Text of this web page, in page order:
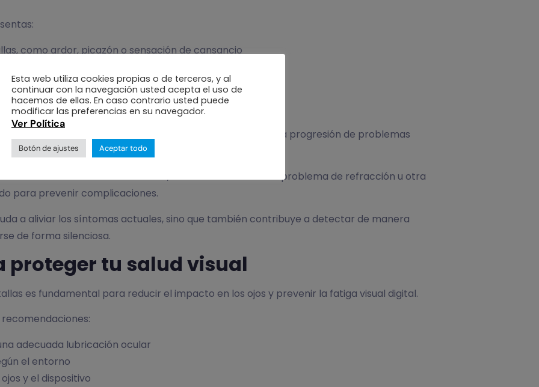
como ardor, picazón o sensación de cansancio
o al finalizar la jornada
visual
visual durante periodos prolongados
no deben normalizarse. Ignorarlos puede favorecer la progresión de problemas
tratamiento específico.
la causa de las molestias, determinar si existe un problema de refracción u otra
para prevenir complicaciones.
a aliviar los síntomas actuales, sino que también contribuye a detectar de manera
de forma silenciosa.
proteger tu salud visual
es fundamental para reducir el impacto en los ojos y prevenir la fatiga visual digital.
adecuada lubricación ocular
el entorno
y el dispositivo
Esta web utiliza cookies propias o de terceros, y al
continuar con la navegación usted acepta el uso de
hacemos de ellas. En caso contrario usted puede
modificar las preferencias en su navegador.
Ver Política
Botón de ajustes Aceptar todo